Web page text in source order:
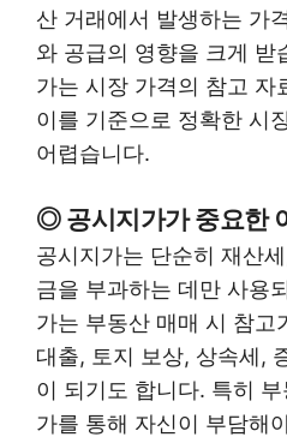
산 거래에서 발생하는 가
와 공급의 영향을 크게 받
가는 시장 가격의 참고 자
이를 기준으로 정확한 시
어렵습니다.
◎ 공시지가가 중요한
공시지가는 단순히 재산
금을 부과하는 데만 사용
가는 부동산 매매 시 참고
대출, 토지 보상, 상속세,
이 되기도 합니다. 특히
가를 통해 자신이 부담해